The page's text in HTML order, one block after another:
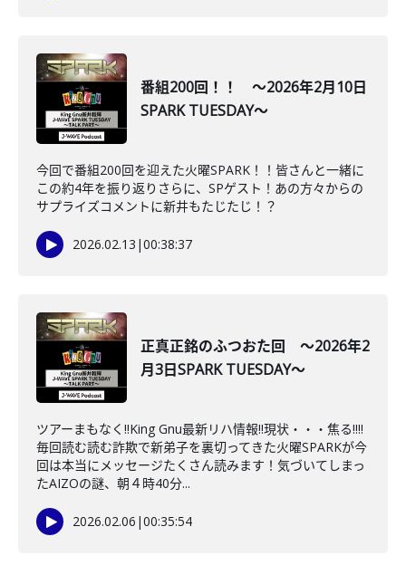
番組200回！！ ～2026年2月10日
SPARK TUESDAY～
今回で番組200回を迎えた火曜SPARK！！皆さんと一緒に
この約4年を振り返りさらに、SPゲスト！あの方々からの
サプライズコメントに新井もたじたじ！？
2026.02.13 |00:38:37
正真正銘のふつおた回 ～2026年2
月3日SPARK TUESDAY～
ツアーまもなく‼King Gnu最新リハ情報‼現状・・・焦る‼‼
毎回読む読む詐欺で新弟子を裏切ってきた火曜SPARKが今
回は本当にメッセージたくさん読みます！気づいてしまっ
たAIZOの謎、朝４時40分...
2026.02.06 |00:35:54